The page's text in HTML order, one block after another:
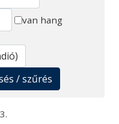
van hang
/ szűrés